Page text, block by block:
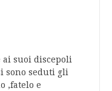
ai suoi discepoli
sono seduti gli
,fatelo e